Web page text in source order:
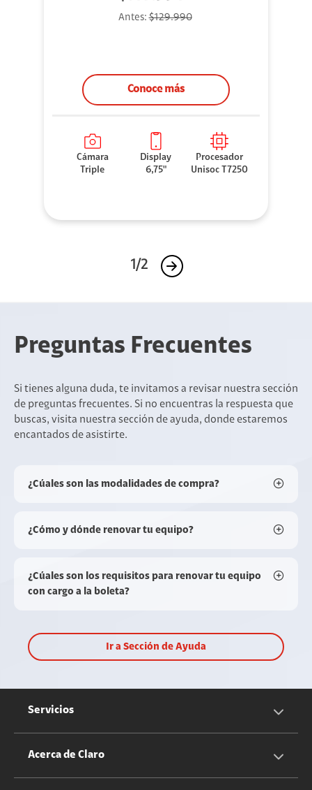
Antes:$129.990
Conoce más
Cámara
Triple
Display
6,75"
Procesador
Unisoc T7250
1/2
Preguntas Frecuentes
Si tienes alguna duda, te invitamos a revisar nuestra sección
de preguntas frecuentes. Si no encuentras la respuesta que
buscas, visita nuestra sección de ayuda, donde estaremos
encantados de asistirte.
¿Cúales son las modalidades de compra?
¿Cómo y dónde renovar tu equipo?
¿Cúales son los requisitos para renovar tu equipo
con cargo a la boleta?
Ir a Sección de Ayuda
Servicios
Servicios Móviles
Acerca de Claro